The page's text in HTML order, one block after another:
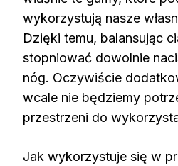
wykorzystują nasze
Dzięki temu, balansując
stopniować dowolnie
nóg. Oczywiście
wcale nie będziemy
przestrzeni do
Jak wykorzystuje się w